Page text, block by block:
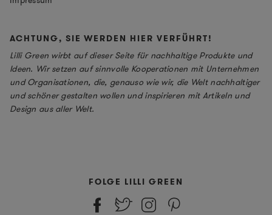
ACHTUNG, SIE WERDEN HIER VERFÜHRT!
Lilli Green wirbt auf dieser Seite für nachhaltige Produkte und
Ideen. Wir setzen auf sinnvolle Kooperationen mit Unternehmen
und Organisationen, die, genauso wie wir, die Welt nachhaltiger
und schöner gestalten wollen und inspirieren mit Artikeln und
Design aus aller Welt.
FOLGE LILLI GREEN